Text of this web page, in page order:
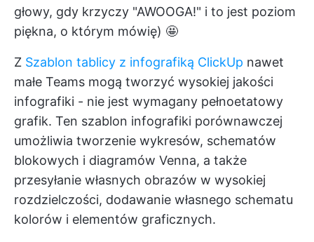
głowy, gdy krzyczy "AWOOGA!" i to jest poziom
piękna, o którym mówię) 🤩
Z Szablon tablicy z infografiką ClickUp nawet
małe Teams mogą tworzyć wysokiej jakości
infografiki - nie jest wymagany pełnoetatowy
grafik. Ten szablon infografiki porównawczej
umożliwia tworzenie wykresów, schematów
blokowych i diagramów Venna, a także
przesyłanie własnych obrazów w wysokiej
rozdzielczości, dodawanie własnego schematu
kolorów i elementów graficznych.